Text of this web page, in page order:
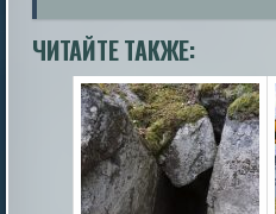
ЧИТАЙТЕ ТАКЖЕ: